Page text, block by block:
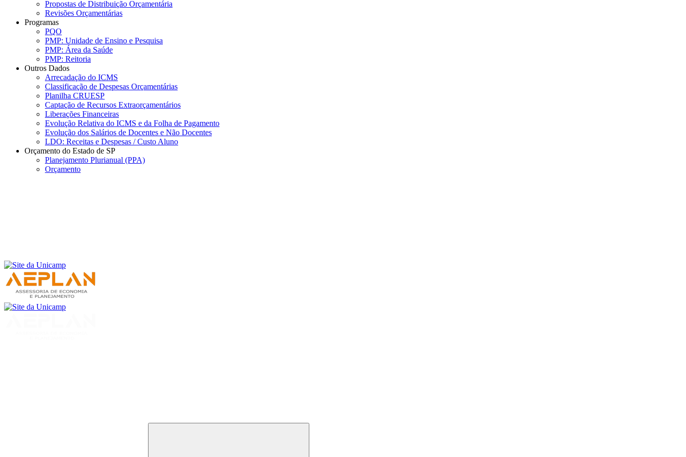
Propostas de Distribuição Orçamentária
Revisões Orçamentárias
Programas
PQO
PMP: Unidade de Ensino e Pesquisa
PMP: Área da Saúde
PMP: Reitoria
Outros Dados
Arrecadação do ICMS
Classificação de Despesas Orçamentárias
Planilha CRUESP
Captação de Recursos Extraorçamentários
Liberações Financeiras
Evolução Relativa do ICMS e da Folha de Pagamento
Evolução dos Salários de Docentes e Não Docentes
LDO: Receitas e Despesas / Custo Aluno
Orçamento do Estado de SP
Planejamento Plurianual (PPA)
Orçamento